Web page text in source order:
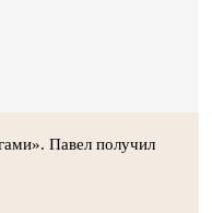
Павел получил